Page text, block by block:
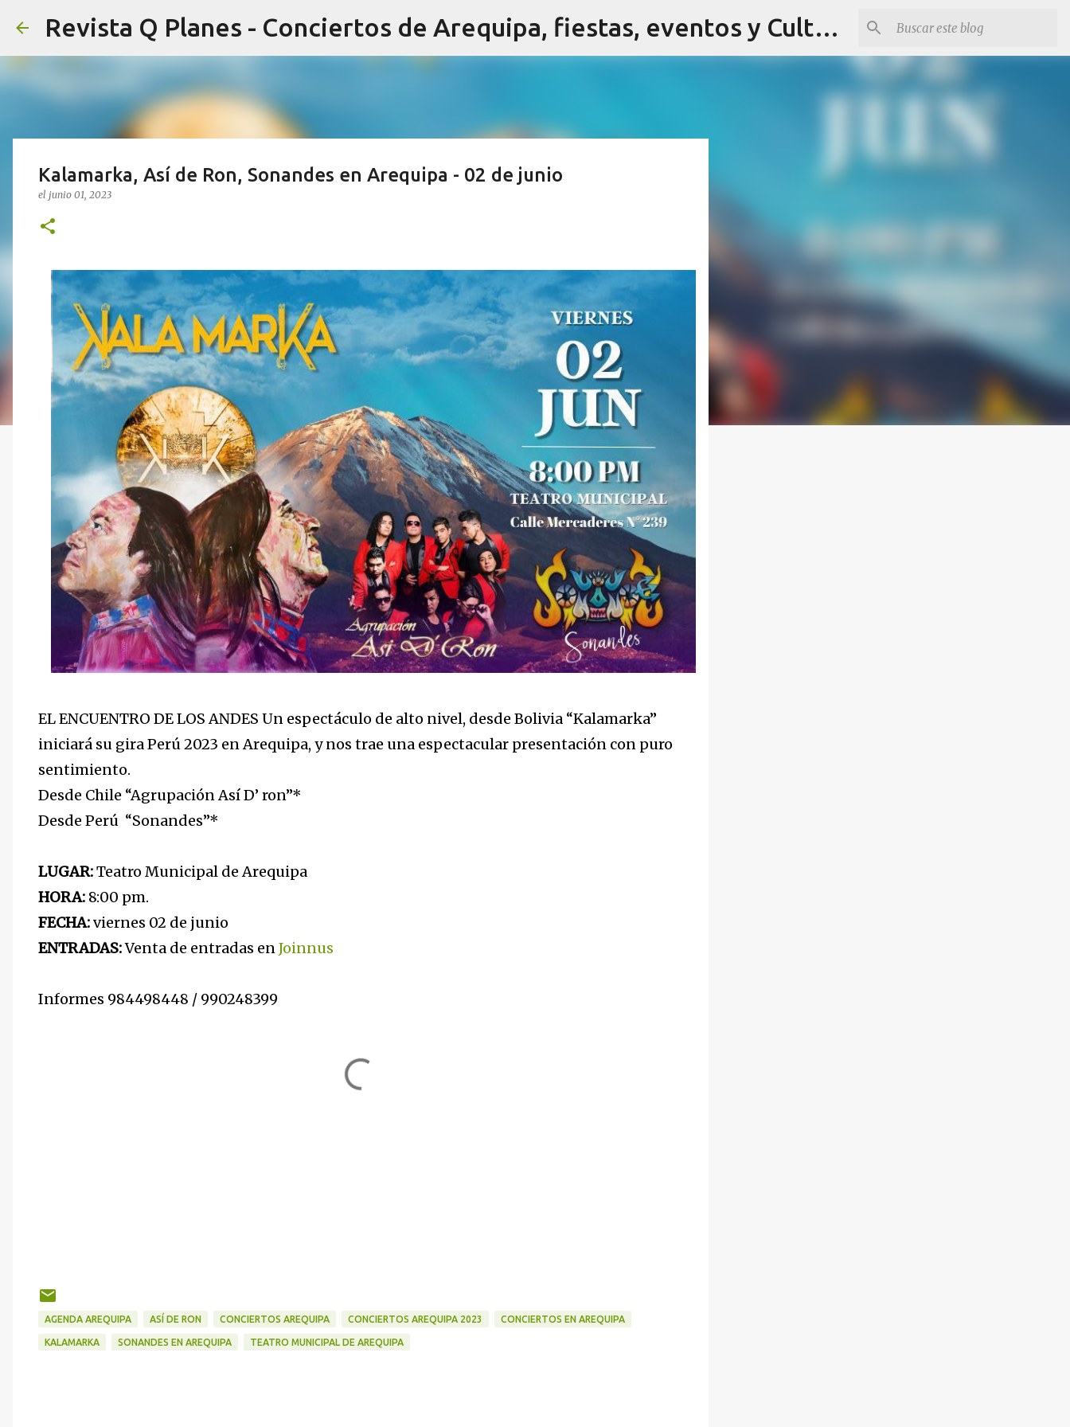
Ir al contenido principal Revista Q Planes - Conciertos de Arequipa, fiestas, eventos y Cultura
Kalamarka, Así de Ron, Sonandes en Arequipa - 02 de junio
el junio 01, 2023
EL ENCUENTRO DE LOS ANDES Un espectáculo de alto nivel, desde Bolivia “Kalamarka”
iniciará su gira Perú 2023 en Arequipa, y nos trae una espectacular presentación con puro
sentimiento.
Desde Chile “Agrupación Así D’ ron”*
Desde Perú “Sonandes”*
LUGAR:Teatro Municipal de Arequipa
HORA: 8:00 pm.
FECHA:viernes 02 de junio
ENTRADAS:Venta de entradas enJoinnus
Informes 984498448 / 990248399
AGENDA AREQUIPA ASÍ DE RON CONCIERTOS AREQUIPA CONCIERTOS AREQUIPA 2023 CONCIERTOS EN AREQUIPA
KALAMARKA SONANDES EN AREQUIPA TEATRO MUNICIPAL DE AREQUIPA